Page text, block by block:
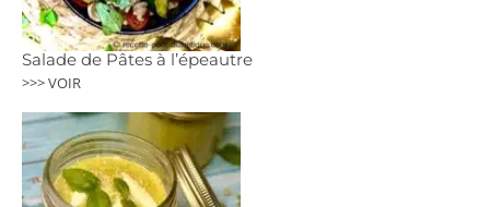
Salade de Pâtes à l’épeautre
>>> VOIR